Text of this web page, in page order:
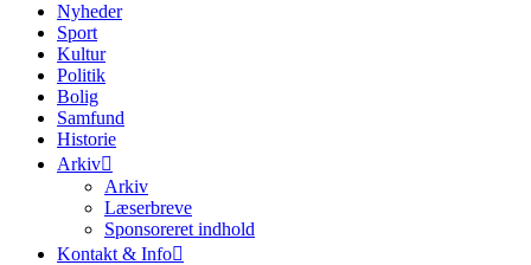
Nyheder
Sport
Kultur
Politik
Bolig
Samfund
Historie
Arkiv
Arkiv
Læserbreve
Sponsoreret indhold
Kontakt & Info